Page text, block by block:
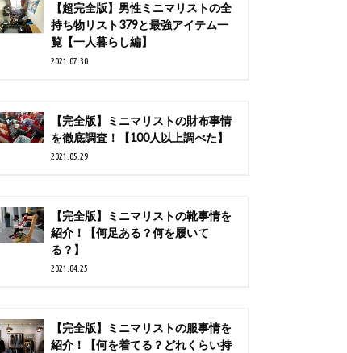
【超完全版】男性ミニマリストの全
持ち物リスト379と最強アイテム一
覧【一人暮らし編】
2021.07.30
【完全版】ミニマリストの財布事情
を徹底調査！【100人以上調べた】
2021.05.29
【完全版】ミニマリストの靴事情を
紹介！【何足ある？何を履いて
る？】
2021.04.25
【完全版】ミニマリストの服事情を
紹介！【何を着てる？どれくらい持